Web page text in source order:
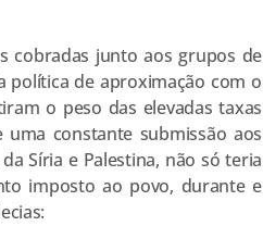
cobradas junto aos grupos de
política de aproximação com o
o peso das elevadas taxas
constante submissão aos
Síria e Palestina, não só teria
imposto ao povo, durante e